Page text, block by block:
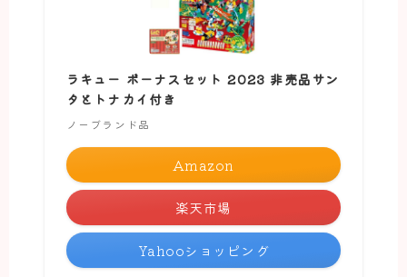
ラキュー ボーナスセット 2023 非売品サン
タとトナカイ付き
ノーブランド品
Amazon
楽天市場
Yahooショッピング